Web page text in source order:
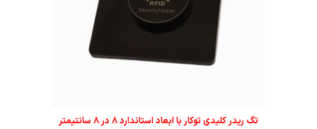
تگ ریدر کلیدی توکار با ابعاد استاندارد ۸ در ۸ سانتیمتر